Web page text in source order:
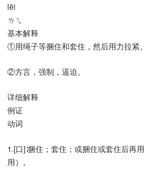
lēi
ㄌㄟ
基本解释
①用绳子等捆住和套住，然后用力拉紧
②方言，强制，逼迫。
详细解释
例证
动词
1.[口]∶捆住；套住；或捆住或套住后再
用）。